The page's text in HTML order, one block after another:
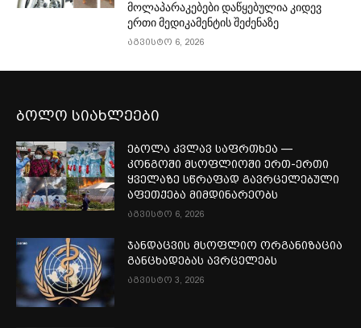
მოლაპარაკებები დაწყებულია კიდევ
ერთი მედიკამენტის შეძენაზე
აგვისტო 6, 2026
ბოლო სიახლეები
ებოლა კვლავ საფრთხეა —
კონგოში მსოფლიოში ერთ-ერთი
ყველაზე სწრაფად გავრცელებული
აფეთქება მიმდინარეობს
აგვისტო 6, 2026
ჯანდაცვის მსოფლიო ორგანიზაცია
განცხადებას ავრცელებს
აგვისტო 3, 2026